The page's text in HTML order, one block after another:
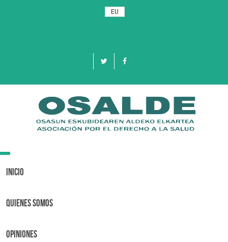
EU
Toggle
Inicio
Quienes Somos
OPINIONES